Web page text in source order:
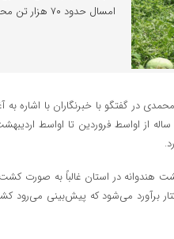
امسال حدود ۷۰ هزار تن محصول تولید شود.‌....
در گفتگو با خبرنگاران با اشاره
از اواسط فروردین تا اواسط
هندوانه در استان غالباً به صورت